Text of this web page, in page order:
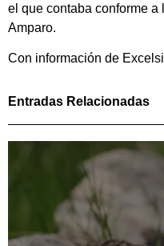
el que contaba conforme
Amparo.
Con información de
Entradas Relacionadas